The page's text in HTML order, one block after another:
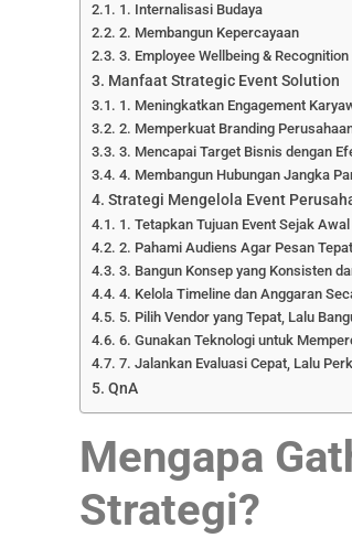
1. Internalisasi Budaya
2. Membangun Kepercayaan
3. Employee Wellbeing & Recognition
Manfaat Strategic Event Solution
1. Meningkatkan Engagement
2. Memperkuat Branding
3. Mencapai Target Bisnis dengan
4. Membangun Hubungan Jangka
Strategi Mengelola Event
1. Tetapkan Tujuan Event Sejak Awal
2. Pahami Audiens Agar Pesan
3. Bangun Konsep yang Konsisten
4. Kelola Timeline dan Anggaran
5. Pilih Vendor yang Tepat, Lalu
6. Gunakan Teknologi untuk
7. Jalankan Evaluasi Cepat, Lalu
QnA
Mengapa
Strategi?